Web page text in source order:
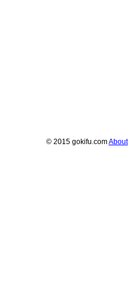
© 2015 gokifu.comAbout